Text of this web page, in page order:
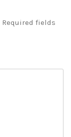
Required fields